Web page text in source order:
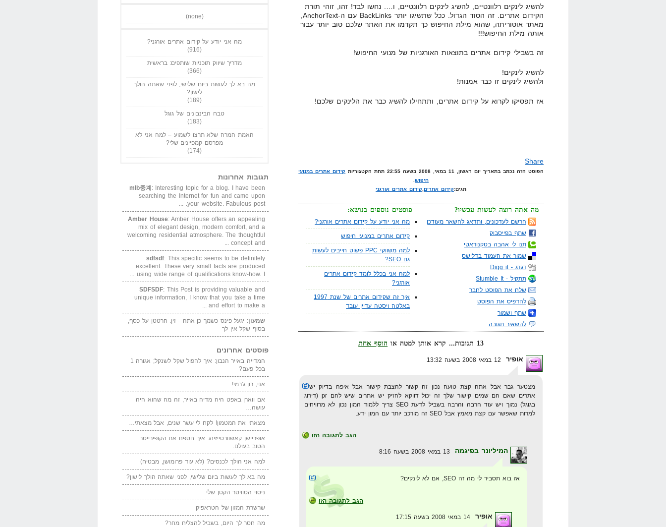
להשיג לינקים רלוונטיים, להשיג לינקים רלוונטיים, ו…. נחשו לבד! זהו, זוהי תורת
הקידום אתרים. זה הסוד הגדול. ככל שתשיגו יותר BackLinks עם ה-AnchorText,
מאתר אוטוריתה, שהוא מילת החיפוש כך תקדמו את האתר שלכם טוב יותר עבור
אותה מילת החיפוש!!!
זה בשבילי קידום אתרים בתוצאות האורגניות של מנועי החיפוש!
להשיג לינקים!
ולהשיג לינקים זו כבר אמנות!
אז תפסיקו לקרוא על קידום אתרים, ותתחילו להשיג כבר את הלינקים שלכם!
Share
הפוסט הזה נכתב בתאריך יום ראשון, 11 במאי, 2008 בשעה 22:55 תחת הקטגוריות
קידום אתרים במנועי
חיפוש
תגים:קידום אתרים קידום אתרים אורגני
פוסטים נוספים בנושא:
מה אני יודע על קידום אתרים אורגני?
קידום אתרים במנועי חיפוש
למה משווקי PPC פשוט חייבים לעשות
גם SEO?
למה אני בכלל לומד קידום אתרים
אורגני?
איך זה שקידום אתרים של שנת 1997
באלטה ויסטה עדיין עובד
מה אתה רוצה לעשות עכשיו?
הרשם לעדכונים, ותדאג להשאר מעודכן
שתף בפייסבוק
תנו לי אהבה בטקנוראטי
שמור את העמוד בדלישס
דגדג - Digg it
תתקיל - Stumble It
שלח את הפוסט לחבר
להדפיס את הפוסט
שתף ושמור
להשאיר תגובה
13 תגובות... קרא אותן למטה או
הוסף אחת
אופיר
(#)מצטער גבר אבל אתה קצת טועה נכון זה קשור להצבת קישור אבל איפה בדיוק יש
אתרים שאם הם שמים קישור שלך זה יכול דווקא להזיק יש אתרים שיש להם pr (דירוג
בגוגל) נמוך ויש עוד הרבה והרבה בשביל לדעת SEO צריך ללמוד המון נכון לא מרוויחים
למרות שאפשר עם קצת מאמץ אבל SEO זה מורכב יותר עם המון ידע.
הגב לתגובה הזו
המיליונר בפיגמה
(#) אז בוא תסביר לי מה זה SEO, אם לא לינקים?
הגב לתגובה הזו
אופיר
(none)
מה אני יודע על קידום אתרים אורגני?
(916)
מדריך שיווק תוכניות שותפים: בראשית
(366)
מה בא לך לעשות ביום שלישי, לפני שאתה הולך
לישון?
(189)
טבח הבינבונים של גוגל
(183)
האמת המרה שלא תרצו לשמוע – למה אני לא
מפרסם קמפיינים שלי?
(174)
תגובות אחרונות
mlb중계 : Interesting topic for a blog. I have been
searching the Internet for fun and came upon
your website. Fabulous post. ...
Amber House: Amber House offers an appealing
mix of elegant design, modern comfort, and a
welcoming residential atmosphere. The thoughtful
concept and ...
sdfsdf: This specific seems to be definitely
excellent. These very small facts are produced
using wide range of qualifications know-how. I ...
SDFSDF: This Post is providing valuable and
unique information, I know that you take a time
and effort to make a ...
שמעון: יגעל פינס כשמך כן אתה - זין. חרטטן על כסף,
בסוף שקל אין לך
פוסטים אחרונים
המדייה באייר הנבון: איך להפול שקל לשנקל; אגורה 1
בכל פעם?
אני, רון ג'רמי!
אם ווארן באפט היה מדיה באייר, זה מה שהוא היה
עושה…
מצאתי את המטמון! לקח לי עשר שנים, אבל מצאתי…
אופריישן קאשוורטייזינג: איך חטפנו את הקופירייטר
הטוב בעולם.
למה אני הולך לכנסים? (לא עוד פרומושן, מבטיח)
מה בא לך לעשות ביום שלישי, לפני שאתה הולך לישון?
ניסוי הטוויטר הקטן שלי
שרשרת המזון של הטראפיק
מה חסר לך היום, בשביל להצליח מחר?